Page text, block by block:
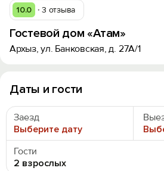
10.0 3 отзыва
Гостевой дом «Атам»
Архыз, ул. Банковская, д. 27А/1
Даты и гости
Заезд
Выберите дату
Гости
2 взрослых